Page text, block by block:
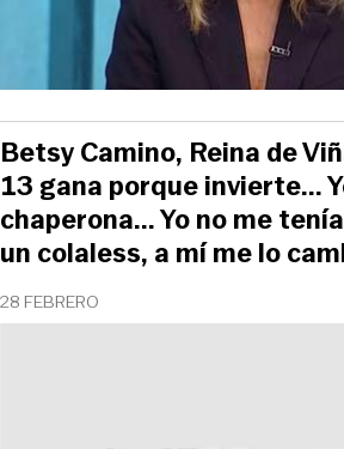
28 FEBRERO
Betsy Camino, Reina de
13 gana porque invierte...
chaperona... Yo no me
un colaless, a mí me lo